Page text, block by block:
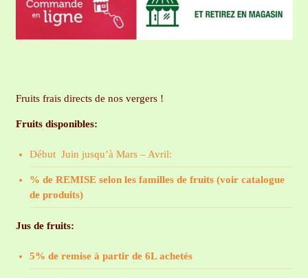
Fruits frais directs de nos vergers !
Fruits disponibles:
Début Juin jusqu’à Mars – Avril:
% de REMISE selon les familles de fruits (voir catalogue
de produits)
Jus de fruits:
5% de remise à partir de 6L achetés